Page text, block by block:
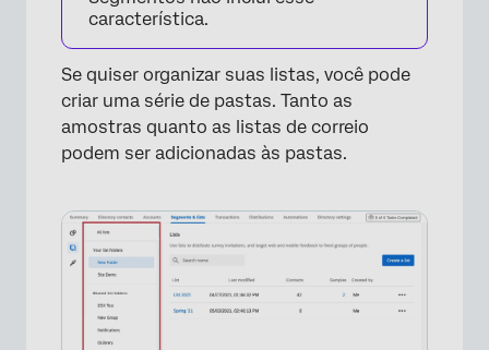
característica.
Se quiser organizar suas listas, você pode
criar uma série de pastas. Tanto as
amostras quanto as listas de correio
podem ser adicionadas às pastas.